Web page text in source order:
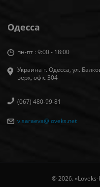
Одесса
пн-пт : 9:00 - 18:00
Украина г. Одесса, ул.
верх, офіс 304
(067) 480-99-81
v.saraeva@loveks.net
© 2026.